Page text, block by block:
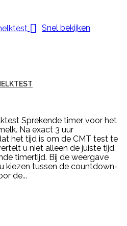

Snel bekijken
Sprekende timer voor het
Na exact 3 uur
het tijd is om de CMT test te
u niet alleen de juiste tijd,
timertijd. Bij de weergave
kiezen tussen de countdown-
de...